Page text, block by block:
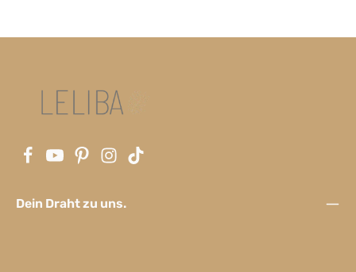
Dein Draht zu uns.